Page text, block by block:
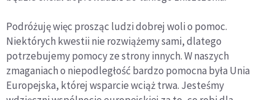
Podróżuję więc prosząc ludzi dobrej woli o pomoc.
Niektórych kwestii nie rozwiążemy sami, dlatego
potrzebujemy pomocy ze strony innych. W naszych
zmaganiach o niepodległość bardzo pomocna była Unia
Europejska, której wsparcie wciąż trwa. Jesteśmy